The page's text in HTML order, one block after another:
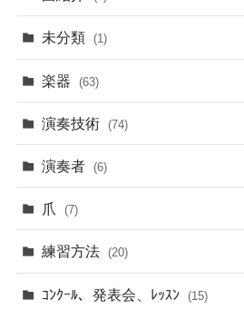
未分類 (1)
楽器 (63)
演奏技術 (74)
演奏者 (6)
爪 (7)
練習方法 (20)
ｺﾝｸｰﾙ、発表会、ﾚｯｽﾝ (15)